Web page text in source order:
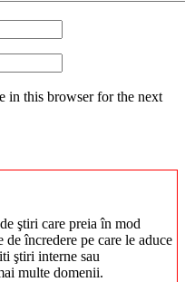
in this browser for the next
ştiri care preia în mod
încredere pe care le aduce
ştiri interne sau
multe domenii.